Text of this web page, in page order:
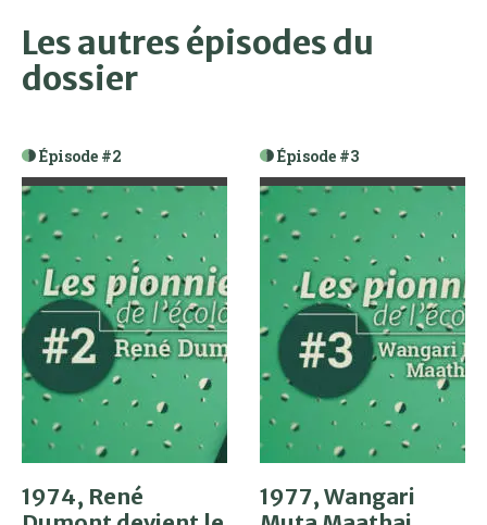
Les autres épisodes du
dossier
Épisode #2
1974, René
Épisode #3
1977, Wangari